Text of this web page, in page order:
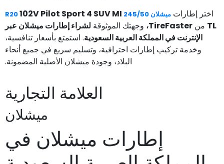
اختر إطارات ميشلان 245/50 R20
102V Pilot Sport 4 SUV MI
TL من TireFaster، وجهتك الموثوقة لشراء إطارات ميشلان عبر
الإنترنت في المملكة العربية السعودية. استمتع بأسعار تنافسية،
وخدمة تركيب إطارات احترافية، وتسليم سريع في جميع أنحاء
البلاد، وجودة ميشلان الأصلية المضمونة.
العلامة التجارية
ميشلان
إطارات ميشلان في